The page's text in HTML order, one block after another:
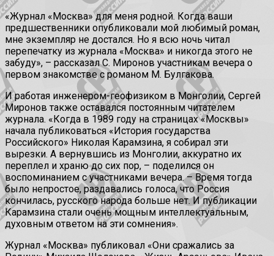
«Журнал «Москва» для меня родной. Когда ваши
предшественники опубликовали мой любимый роман,
мне экземпляр не достался. Но я всю ночь читал
перепечатку из журнала «Москва» и никогда этого не
забуду», – рассказал С. Миронов участникам вечера о
первом знакомстве с романом М. Булгакова.
И работая инженером-геофизиком в Монголии, Сергей
Миронов также оставался постоянным читателем
журнала. «Когда в 1989 году на страницах «Москвы»
начала публиковаться «История государства
Российского» Николая Карамзина, я собирал эти
вырезки. А вернувшись из Монголии, аккуратно их
переплел и храню до сих пор, – поделился он
воспоминанием с участниками вечера. – Время тогда
было непростое, раздавались голоса, что Россия
кончилась, русского народа больше нет. И публикации
Карамзина стали очень мощным интеллектуальным,
духовным ответом на эти сомнения».
Журнал «Москва» публиковал «Они сражались за